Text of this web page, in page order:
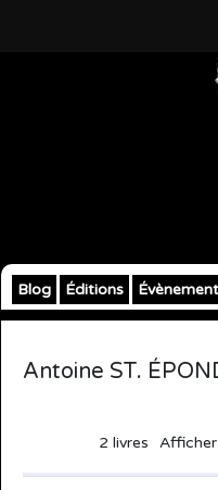
Blog Éditions
Antoine ST.
2 livres Afficher